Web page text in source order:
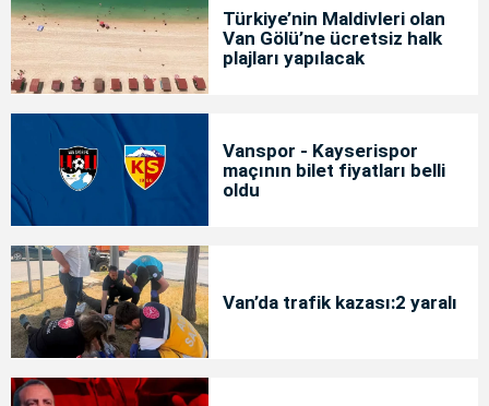
Türkiye’nin Maldivleri olan
Van Gölü’ne ücretsiz halk
plajları yapılacak
Vanspor - Kayserispor
maçının bilet fiyatları belli
oldu
Van’da trafik kazası:2 yaralı